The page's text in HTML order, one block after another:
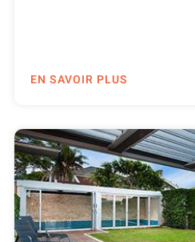
EN SAVOIR PLUS